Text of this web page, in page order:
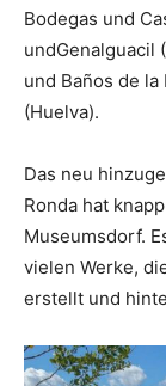
Bodegas und
undGenalguacil
und Baños de la
(Huelva).
Das neu
Ronda hat
Museumsdorf.
vielen Werke,
erstellt und